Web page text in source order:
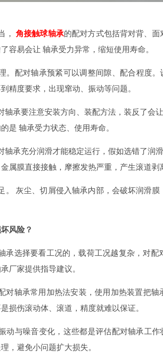
， 角接触球轴承的配对方式包括背对背、面
容易会让 轴承受力异常，缩短使用寿命。
。配对轴承预紧可以调整间隙、配合程度
精度要求，出现窜动、振动等问题。
轴承要注意安装方向、装配方法，装反了会
是 轴承受力状态 、使用寿命。
轴承充分润滑才能稳定运行，假如选错了润
属膜直接接触，摩擦发热严重，产生滚道剥
。 灰尘、切屑侵入轴承内部，会破坏润滑膜
风险？
承选择要看工况的，载荷工况越复杂，对配
厂家提供指导建议。
对轴承常用加热法安装，使用加热装置把轴
损伤滚动体、滚道，精度就难以保证。
动与噪音变化 ，这些都是评估配对轴承工
，避免小问题扩大损失。